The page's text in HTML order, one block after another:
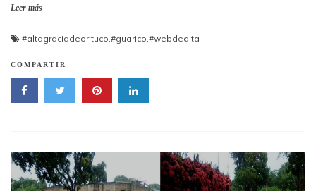
Leer más
#altagraciadeorituco,#guarico,#webdealta
COMPARTIR